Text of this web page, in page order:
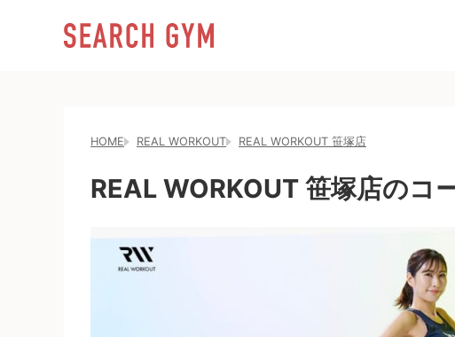
HOME REAL WORKOUT REAL WORKOUT 笹塚店
REAL WORKOUT 笹塚店のコ